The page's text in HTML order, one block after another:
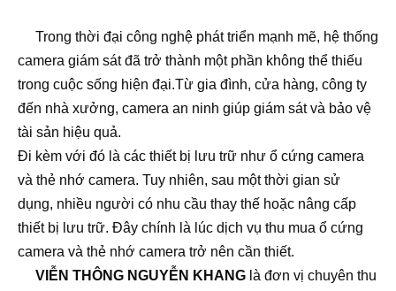
Trong thời đại công nghệ phát triển mạnh mẽ, hệ thống
camera giám sát đã trở thành một phần không thể thiếu
trong cuộc sống hiện đại.Từ gia đình, cửa hàng, công ty
đến nhà xưởng, camera an ninh giúp giám sát và bảo vệ
tài sản hiệu quả.
Đi kèm với đó là các thiết bị lưu trữ như ổ cứng camera
và thẻ nhớ camera. Tuy nhiên, sau một thời gian sử
dụng, nhiều người có nhu cầu thay thế hoặc nâng cấp
thiết bị lưu trữ. Đây chính là lúc dịch vụ thu mua ổ cứng
camera và thẻ nhớ camera trở nên cần thiết.
VIỄN THÔNG NGUYỄN KHANG là đơn vị chuyên thu